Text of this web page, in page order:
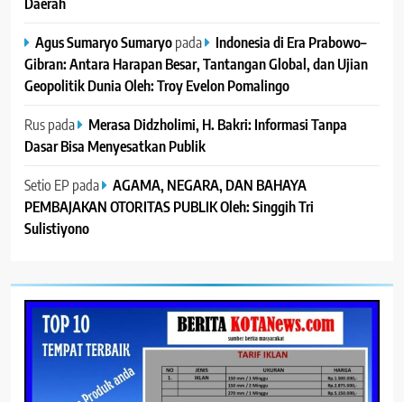
Agus Sumaryo Sumaryopada
Indonesia di Era Prabowo–
Gibran: Antara Harapan Besar, Tantangan Global, dan Ujian
Geopolitik Dunia Oleh: Troy Evelon Pomalingo
Ruspada
Merasa Didzholimi, H. Bakri: Informasi Tanpa
Dasar Bisa Menyesatkan Publik
Setio EP pada
AGAMA, NEGARA, DAN BAHAYA
PEMBAJAKAN OTORITAS PUBLIK Oleh: Singgih Tri
Sulistiyono